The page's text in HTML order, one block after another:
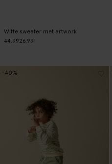
Witte sweater met artwork
44.9926.99
-40%